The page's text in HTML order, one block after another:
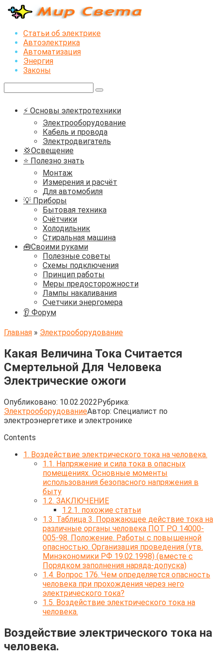
Перейти
Статьи об электрике
Автоэлектрика
Автоматизация
Энергия
Законы
⚡ Основы электротехники
Электрооборудование
Кабель и провода
Электродвигатель
💢Освещение
⭐ Полезно знать
Монтаж
Измерения и расчёт
Для автомобиля
💡 Приборы
Бытовая техника
Счётчики
Холодильник
Стиральная машина
🧰Своими руками
Полезные советы
Схемы подключения
Принцип работы
Меры предосторожности
Лампы накаливания
Счетчики энергомера
👂 Форум
Главная » Электрооборудование
Какая Величина Тока Считается
Смертельной Для Человека
Электрические ожоги
Опубликовано: 10.02.2022Рубрика:
ЭлектрооборудованиеАвтор: Cпециалист по
электроэнергетике и электронике
Contents
1. Воздействие электрического тока на человека.
1.1. Напряжение и сила тока в опасных
помещениях. Основные моменты
использования безопасного напряжения в
быту
1.2. ЗАКЛЮЧЕНИЕ
1.2.1. похожие статьи
1.3. Таблица 3. Поражающее действие тока на
различные органы человека ПОТ РО 14000-
005-98. Положение. Работы с повышенной
опасностью. Организация проведения (утв.
Минэкономики РФ 19.02.1998) (вместе с
Порядком заполнения наряда-допуска)
1.4. Вопрос 176. Чем определяется опасность
человека при про­хождения через него
электрического тока?
1.5. Воздействие электрического тока на
человека.
Воздействие электрического тока на
человека.